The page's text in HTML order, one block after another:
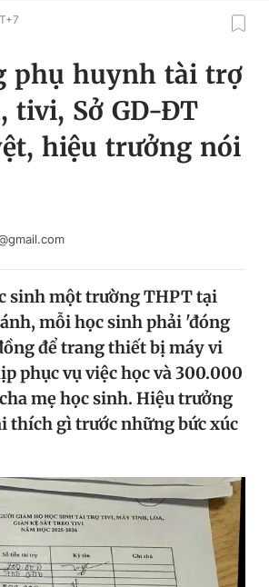
Magazine
Bạn cần biết
phụ huynh tài trợ
tivi, Sở GD-ĐT
hiệu trưởng nói
sinh một trường THPT tại
mỗi học sinh phải 'đóng
để trang thiết bị máy vi
phục vụ việc học và 300.000
mẹ học sinh. Hiệu trưởng
thích gì trước những bức xúc